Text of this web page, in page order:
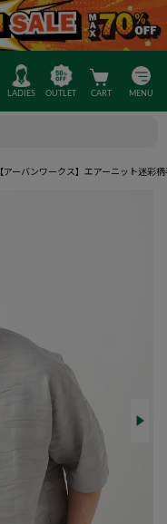
LADIES OUTLET CART MENU
【アーバンワークス】エアーニット迷彩